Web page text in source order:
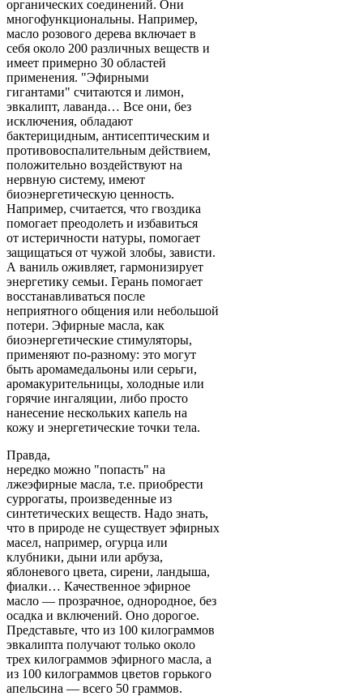
органических соединений. Они
многофункциональны. Например,
масло розового дерева включает в
себя около 200 различных веществ и
имеет примерно 30 областей
применения. "Эфирными
гигантами" считаются и лимон,
эвкалипт, лаванда… Все они, без
исключения, обладают
бактерицидным, антисептическим и
противовоспалительным действием,
положительно воздействуют на
нервную систему, имеют
биоэнергетическую ценность.
Например, считается, что гвоздика
помогает преодолеть и избавиться
от истеричности натуры, помогает
защищаться от чужой злобы, зависти.
А ваниль оживляет, гармонизирует
энергетику семьи. Герань помогает
восстанавливаться после
неприятного общения или небольшой
потери. Эфирные масла, как
биоэнергетические стимуляторы,
применяют по-разному: это могут
быть аромамедальоны или серьги,
аромакурительницы, холодные или
горячие ингаляции, либо просто
нанесение нескольких капель на
кожу и энергетические точки тела.
Правда,
нередко можно "попасть" на
лжеэфирные масла, т.е. приобрести
суррогаты, произведенные из
синтетических веществ. Надо знать,
что в природе не существует эфирных
масел, например, огурца или
клубники, дыни или арбуза,
яблоневого цвета, сирени, ландыша,
фиалки… Качественное эфирное
масло — прозрачное, однородное, без
осадка и включений. Оно дорогое.
Представьте, что из 100 килограммов
эвкалипта получают только около
трех килограммов эфирного масла, а
из 100 килограммов цветов горького
апельсина — всего 50 граммов.